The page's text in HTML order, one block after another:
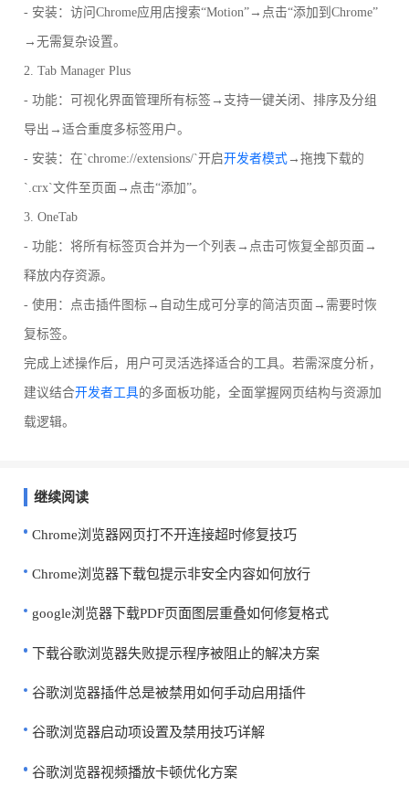
- 安装：访问Chrome应用店搜索“Motion”→点击“添加到Chrome”
→无需复杂设置。
2. Tab Manager Plus
- 功能：可视化界面管理所有标签→支持一键关闭、排序及分组
导出→适合重度多标签用户。
- 安装：在`chrome://extensions/`开启开发者模式→拖拽下载的
`.crx`文件至页面→点击“添加”。
3. OneTab
- 功能：将所有标签页合并为一个列表→点击可恢复全部页面→
释放内存资源。
- 使用：点击插件图标→自动生成可分享的简洁页面→需要时恢
复标签。
完成上述操作后，用户可灵活选择适合的工具。若需深度分析，
建议结合开发者工具的多面板功能，全面掌握网页结构与资源加
载逻辑。
继续阅读
Chrome浏览器网页打不开连接超时修复技巧
Chrome浏览器下载包提示非安全内容如何放行
google浏览器下载PDF页面图层重叠如何修复格式
下载谷歌浏览器失败提示程序被阻止的解决方案
谷歌浏览器插件总是被禁用如何手动启用插件
谷歌浏览器启动项设置及禁用技巧详解
谷歌浏览器视频播放卡顿优化方案